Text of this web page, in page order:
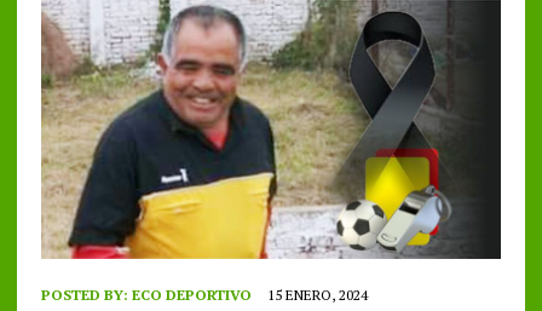
POSTED BY: ECO DEPORTIVO 15 ENERO, 2024